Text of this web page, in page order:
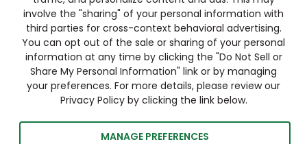
involve the "sharing" of your personal information with
third parties for cross-context behavioral advertising.
You can opt out of the sale or sharing of your personal
information at any time by clicking the "Do Not Sell or
Share My Personal Information" link or by managing
your preferences. For more details, please review our
Privacy Policy by clicking the link below.
MANAGE PREFERENCES